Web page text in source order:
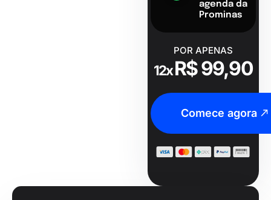
agenda da
Prominas
POR APENAS
12xR$ 99,90
Comece agora